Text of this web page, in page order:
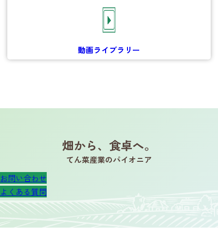
動画ライブラリー
畑から、食卓へ。
てん菜産業のパイオニア
お問い合わせ
よくある質問